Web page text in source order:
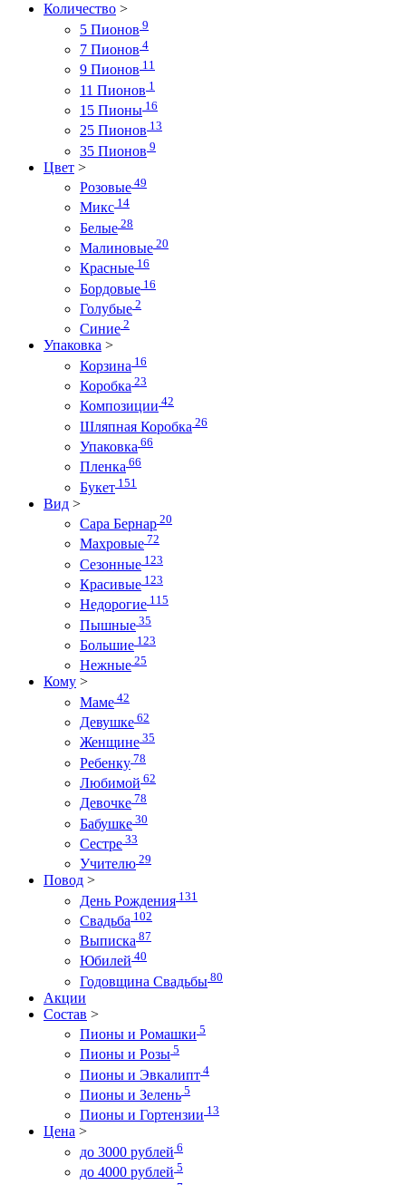
Количество >
5 Пионов 9
7 Пионов 4
9 Пионов 11
11 Пионов 1
15 Пионы 16
25 Пионов 13
35 Пионов 9
Цвет >
Розовые 49
Микс 14
Белые 28
Малиновые 20
Красные 16
Бордовые 16
Голубые 2
Синие 2
Упаковка >
Корзина 16
Коробка 23
Композиции 42
Шляпная Коробка 26
Упаковка 66
Пленка 66
Букет 151
Вид >
Сара Бернар 20
Махровые 72
Сезонные 123
Красивые 123
Недорогие 115
Пышные 35
Большие 123
Нежные 25
Кому >
Маме 42
Девушке 62
Женщине 35
Ребенку 78
Любимой 62
Девочке 78
Бабушке 30
Сестре 33
Учителю 29
Повод >
День Рождения 131
Свадьба 102
Выписка 87
Юбилей 40
Годовщина Свадьбы 80
Акции
Состав >
Пионы и Ромашки 5
Пионы и Розы 5
Пионы и Эвкалипт 4
Пионы и Зелень 5
Пионы и Гортензии 13
Цена >
до 3000 рублей 6
до 4000 рублей 5